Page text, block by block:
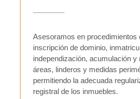
Asesoramos en procedimientos
inscripción de dominio,
independización, acumulación y
áreas, linderos y medidas
permitiendo la adecuada
registral de los inmuebles.